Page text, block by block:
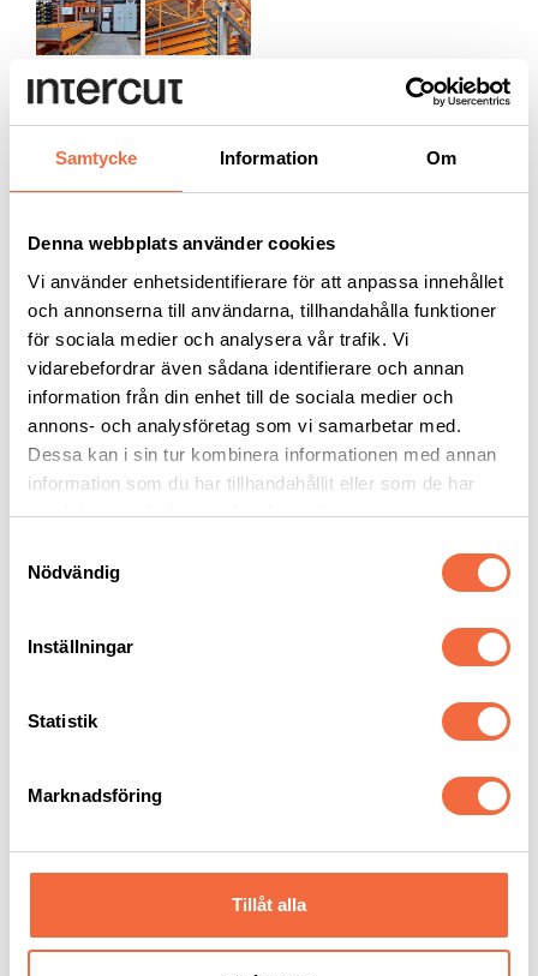
Samtycke Information Om
Denna webbplats använder cookies
Vi använder enhetsidentifierare för att anpassa innehållet
och annonserna till användarna, tillhandahålla funktioner
för sociala medier och analysera vår trafik. Vi
vidarebefordrar även sådana identifierare och annan
information från din enhet till de sociala medier och
annons- och analysföretag som vi samarbetar med.
Dessa kan i sin tur kombinera informationen med annan
information som du har tillhandahållit eller som de har
samlat in när du har använt deras tjänster.
Nödvändig
Inställningar
Statistik
Marknadsföring
Tillåt alla
Balklager Bridge
Långgods
Långgodslager BASIC
Tower
Remmert|Långgods
Plåtlager Remmert
Plåtlager Lipu 30 och 100 Stierli Rotator